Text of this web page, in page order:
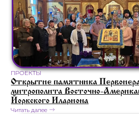
ПРОЕКТЫ
Открытие памятника
митрополита Восточно-
Йоркского Илариона
Читать далее